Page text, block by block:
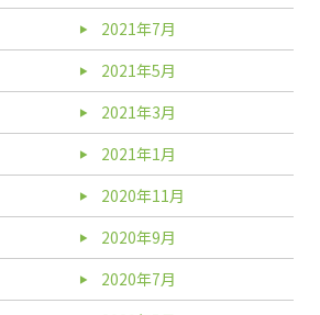
2021年7月
2021年5月
2021年3月
2021年1月
2020年11月
2020年9月
2020年7月